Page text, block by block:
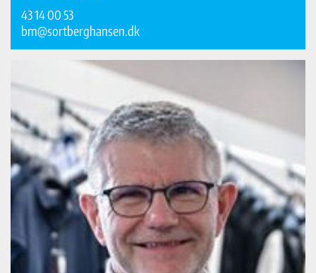
43 14 00 53
bm@sortberghansen.dk